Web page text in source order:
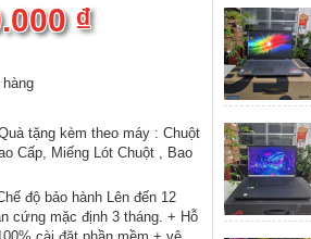
₫
tặng kèm theo máy : Chuột
Cấp, Miếng Lót Chuột , Bao
độ bảo hành Lên đến 12
cứng mặc định 3 tháng. + Hỗ